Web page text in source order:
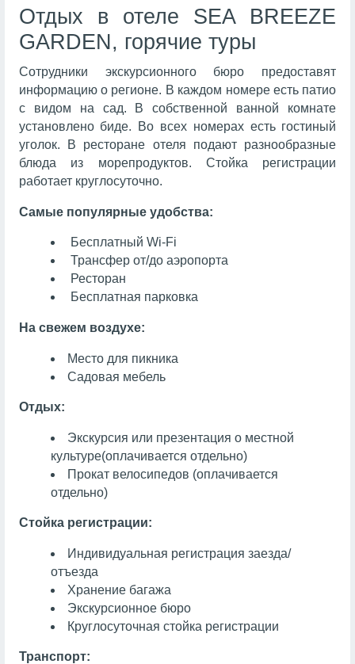
Отдых в отеле SEA BREEZE
GARDEN, горячие туры
Сотрудники экскурсионного бюро предоставят
информацию о регионе. В каждом номере есть патио
с видом на сад. В собственной ванной комнате
установлено биде. Во всех номерах есть гостиный
уголок. В ресторане отеля подают разнообразные
блюда из морепродуктов. Стойка регистрации
работает круглосуточно.
Самые популярные удобства:
Бесплатный Wi-Fi
Трансфер от/до аэропорта
Ресторан
Бесплатная парковка
На свежем воздухе:
Место для пикника
Садовая мебель
Отдых:
Экскурсия или презентация о местной
культуре(оплачивается отдельно)
Прокат велосипедов (оплачивается
отдельно)
Стойка регистрации:
Индивидуальная регистрация заезда/
отъезда
Хранение багажа
Экскурсионное бюро
Круглосуточная стойка регистрации
Транспорт: